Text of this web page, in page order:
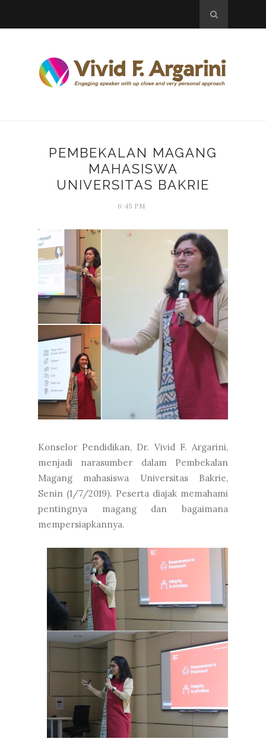
PEMBEKALAN MAGANG
MAHASISWA
UNIVERSITAS BAKRIE
6:45 PM
Konselor Pendidikan, Dr. Vivid F. Argarini,
menjadi narasumber dalam Pembekalan
Magang mahasiswa Universitas Bakrie,
Senin (1/7/2019). Peserta diajak memahami
pentingnya magang dan bagaimana
mempersiapkannya.